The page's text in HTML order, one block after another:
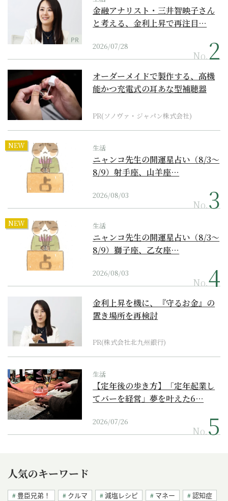
PR
金融アナリスト・三井智映子さん
と考える、金利上昇で再注目…
2026/07/28
No.
オーダーメイドで製作する、高機
能かつ充電式の耳あな型補聴器
PR(ソノヴァ・ジャパン株式会社)
NEW 生活
ニャンコ先生の開運星占い（8/3～
8/9）射手座、山羊座…
2026/08/03
No.
NEW 生活
ニャンコ先生の開運星占い（8/3～
8/9）獅子座、乙女座…
2026/08/03
No.
金利上昇を機に、『守るお金』の
置き場所を再検討
PR(株式会社北九州銀行)
生活
【定年後の歩き方】「定年起業し
てバーを経営」夢を叶えた6…
2026/07/26
No.
人気のキーワード
豊臣兄弟！ クルマ 減塩レシピ マネー
認知症